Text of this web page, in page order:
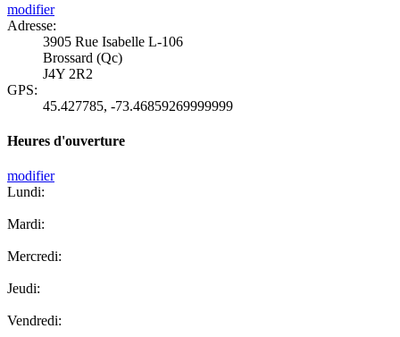
modifier
Adresse:
3905 Rue Isabelle L-106
Brossard (Qc)
J4Y 2R2
GPS:
45.427785, -73.46859269999999
Heures d'ouverture
modifier
Lundi:
Mardi:
Mercredi:
Jeudi:
Vendredi: